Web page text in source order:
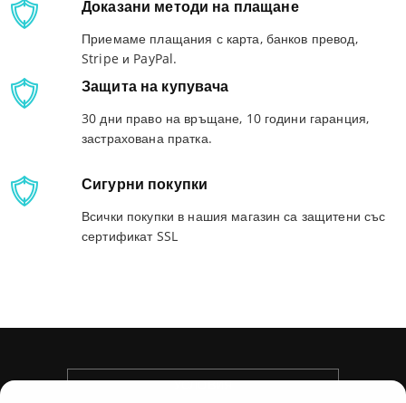
Доказани методи на плащане
Приемаме плащания с карта, банков превод,
Stripe и PayPal.
Защита на купувача
30 дни право на връщане, 10 години гаранция,
застрахована пратка.
Сигурни покупки
Всички покупки в нашия магазин са защитени със
сертификат SSL
УСЛОВИЯ